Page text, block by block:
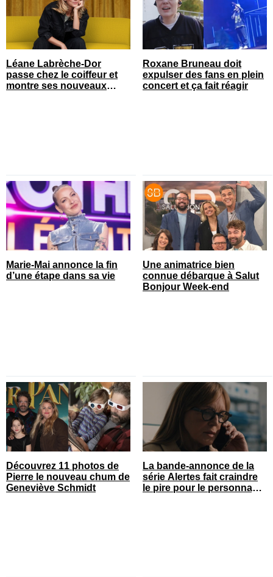
Léane Labrèche-Dor
passe chez le coiffeur et
montre ses nouveaux
Roxane Bruneau doit
expulser des fans en plein
concert et ça fait réagir
Marie-Mai annonce la fin
d’une étape dans sa vie
Une animatrice bien
connue débarque à Salut
Bonjour Week-end
Découvrez 11 photos de
Pierre le nouveau chum de
Geneviève Schmidt
La bande-annonce de la
série Alertes fait craindre
le pire pour le personnage